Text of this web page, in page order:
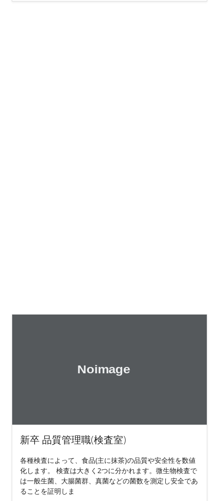
新卒 品質管理職(検査室)
各種検査によって、食品(主に抹茶)の品質や安全性を数値
化します。 検査は大きく2つに分かれます。微生物検査で
は一般生菌、大腸菌群、真菌などの菌数を測定し安全であ
ることを証明しま